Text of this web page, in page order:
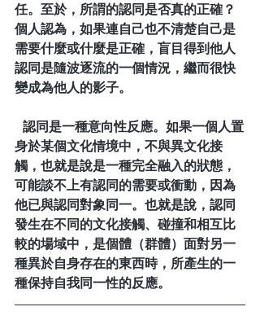
任。至於，所謂的認同是否真的正確？
個人認為，如果連自己也不清楚自己是
需要什麼或什麼是正確，盲目得到他人
認同是隨波逐流的一個情況，繼而很快
變成為他人的影子。
身於某個文化情境中，不與異文化接
觸，也就是說是一種完全融入的狀態，
可能談不上有認同的需要或衝動，因為
他已與認同對象同一。也就是說，認同
發生在不同的文化接觸、碰撞和相互比
較的場域中，是個體（群體）面對另一
種異於自身存在的東西時，所產生的一
種保持自我同一性的反應。